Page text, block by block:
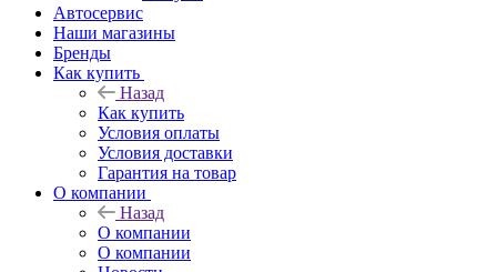
Автосервис
Наши магазины
Бренды
Как купить
Назад
Как купить
Условия оплаты
Условия доставки
Гарантия на товар
О компании
Назад
О компании
О компании